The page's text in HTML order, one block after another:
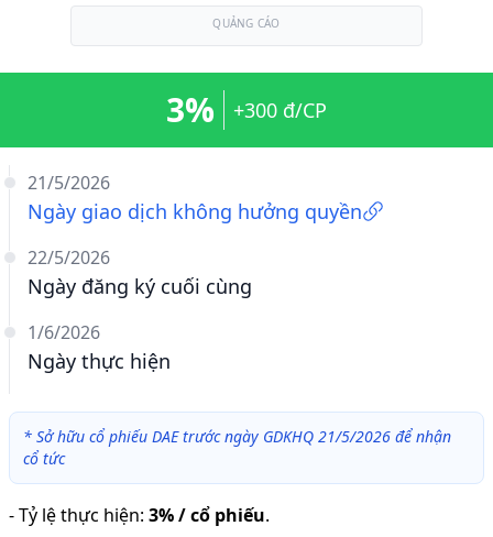
QUẢNG CÁO
21/5/2026
Ngày giao dịch không hưởng quyền
22/5/2026
Ngày đăng ký cuối cùng
1/6/2026
Ngày thực hiện
3% +300 đ/CP
* Sở hữu cổ phiếu DAE trước ngày GDKHQ 21/5/2026 để nhận
cổ tức
-Tỷ lệ thực hiện: 3% / cổ phiếu.